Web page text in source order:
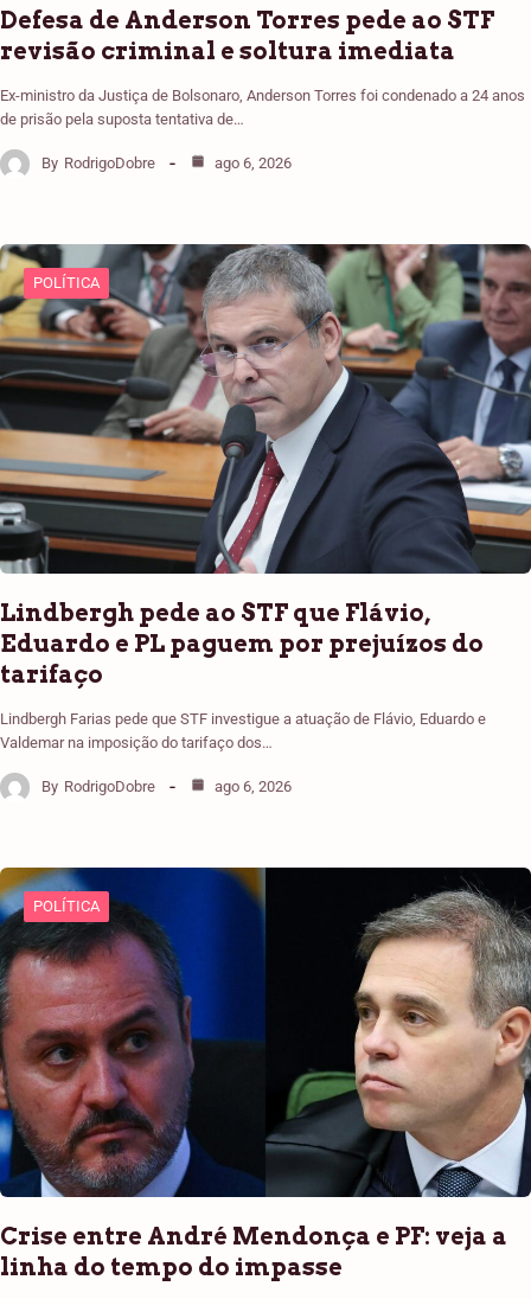
Defesa de Anderson Torres pede ao STF
revisão criminal e soltura imediata
Ex-ministro da Justiça de Bolsonaro, Anderson Torres foi condenado a 24 anos
de prisão pela suposta tentativa de…
By RodrigoDobre ago 6, 2026
POLÍTICA
Lindbergh pede ao STF que Flávio,
Eduardo e PL paguem por prejuízos do
tarifaço
Lindbergh Farias pede que STF investigue a atuação de Flávio, Eduardo e
Valdemar na imposição do tarifaço dos…
By RodrigoDobre ago 6, 2026
POLÍTICA
Crise entre André Mendonça e PF: veja a
linha do tempo do impasse